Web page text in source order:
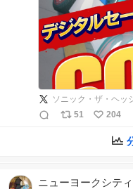
ソニック・ザ・ヘッ
51
204
ニューヨークシテ